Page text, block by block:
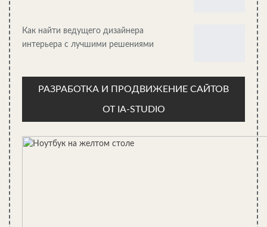
гравийной смеси мощностью до 15 см. Песчаную
засыпку увлажняем и трамбуем.
мм). Оптимальный уклон трубопровода составляет от 3
до 15 см на погонный метр.
СЕЙЧАС ЧИТАЮТ:
Как найти ведущего дизайнера
интерьера с лучшими решениями
РАЗРАБОТКА И ПРОДВИЖЕНИЕ САЙТОВ
ОТ IA-STUDIO